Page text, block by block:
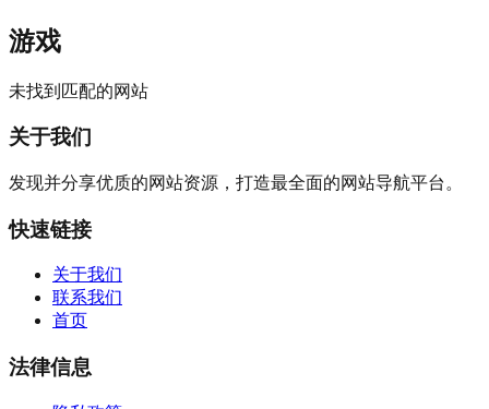
游戏
未找到匹配的网站
关于我们
发现并分享优质的网站资源，打造最全面的网站导航平台。
快速链接
关于我们
联系我们
首页
法律信息